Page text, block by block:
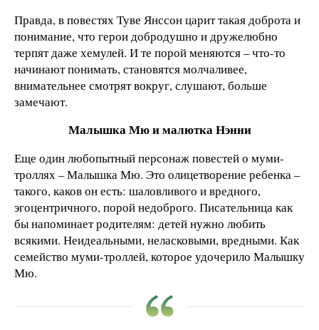
Правда, в повестях Туве Янссон царит такая доброта и
понимание, что герои добродушно и дружелюбно
терпят даже хемулей. И те порой меняются – что-то
начинают понимать, становятся молчаливее,
внимательнее смотрят вокруг, слушают, больше
замечают.
Малышка Мю и малютка Нэнни
Еще один любопытный персонаж повестей о муми-
троллях – Малышка Мю. Это олицетворение ребенка –
такого, каков он есть: шаловливого и вредного,
эгоцентричного, порой недоброго. Писательница как
бы напоминает родителям: детей нужно любить
всякими. Неидеальными, неласковыми, вредными. Как
семейство муми-троллей, которое удочерило Малышку
Мю.